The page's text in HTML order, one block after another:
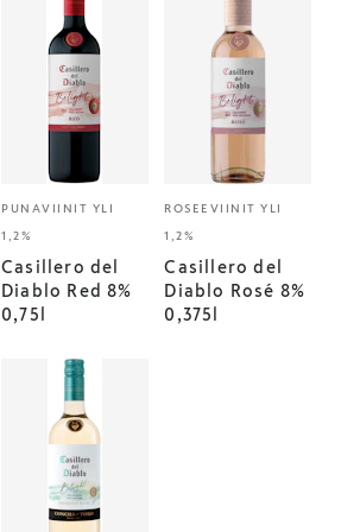
PUNAVIINIT YLI
1,2%
Casillero del
Diablo Red 8%
0,75l
ROSEEVIINIT YLI
1,2%
Casillero del
Diablo Rosé 8%
0,375l